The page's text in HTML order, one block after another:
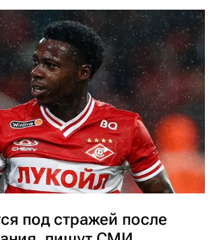
под стражей после